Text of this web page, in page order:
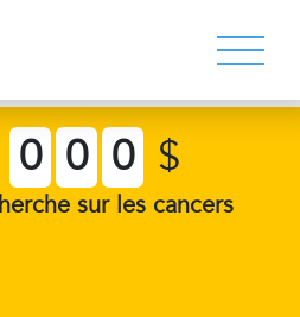
0 0 0 $
sur les cancers